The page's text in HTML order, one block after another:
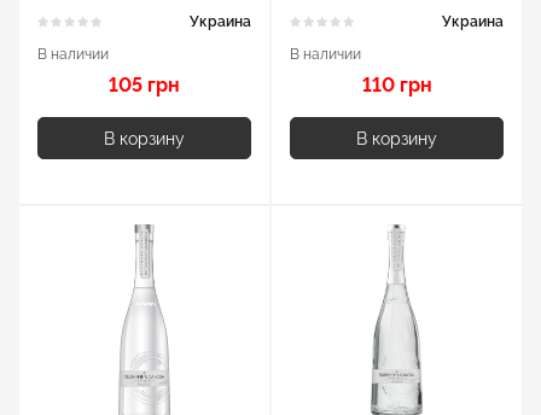
Украина
В наличии
105 грн
В корзину
Украина
В наличии
110 грн
В корзину